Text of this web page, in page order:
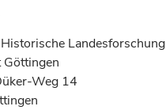
Landesforschung
Weg 14